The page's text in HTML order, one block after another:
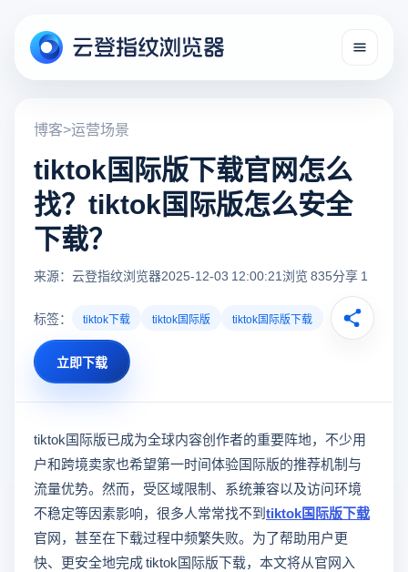
博客>运营场景
tiktok国际版下载官网怎么
找？tiktok国际版怎么安全
下载？
来源：云登指纹浏览器2025-12-03 12:00:21浏览 835分享 1
标签： tiktok下载 tiktok国际版 tiktok国际版下载
立即下载
tiktok国际版已成为全球内容创作者的重要阵地，不少用
户和跨境卖家也希望第一时间体验国际版的推荐机制与
流量优势。然而，受区域限制、系统兼容以及访问环境
不稳定等因素影响，很多人常常找不到tiktok国际版下载
官网，甚至在下载过程中频繁失败。为了帮助用户更
快、更安全地完成 tiktok国际版下载，本文将从官网入